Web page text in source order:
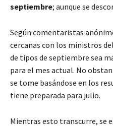
septiembre; aunque se
Según comentaristas
cercanas con los ministros
de tipos de septiembre sea
para el mes actual. No
se tome basándose en los
tiene preparada para julio.
Mientras esto transcurre, se